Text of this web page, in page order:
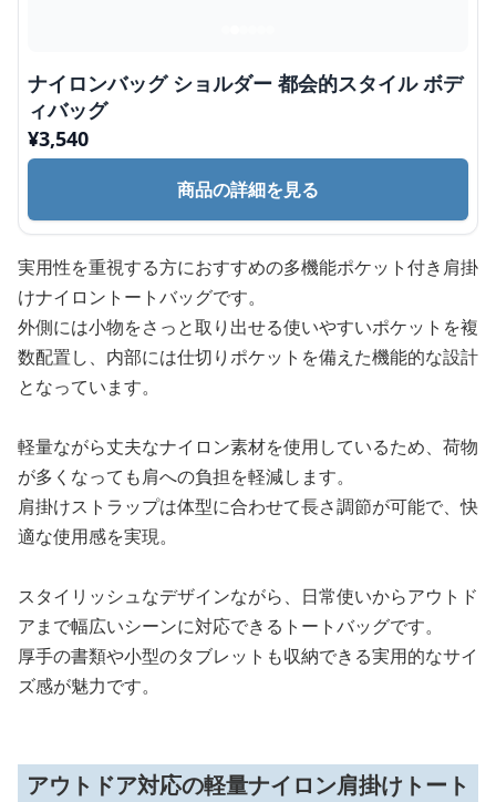
ナイロンバッグ ショルダー 都会的スタイル ボデ
ィバッグ
¥3,540
商品の詳細を見る
実用性を重視する方におすすめの多機能ポケット付き肩掛
けナイロントートバッグです。
外側には小物をさっと取り出せる使いやすいポケットを複
数配置し、内部には仕切りポケットを備えた機能的な設計
となっています。
軽量ながら丈夫なナイロン素材を使用しているため、荷物
が多くなっても肩への負担を軽減します。
肩掛けストラップは体型に合わせて長さ調節が可能で、快
適な使用感を実現。
スタイリッシュなデザインながら、日常使いからアウトド
アまで幅広いシーンに対応できるトートバッグです。
厚手の書類や小型のタブレットも収納できる実用的なサイ
ズ感が魅力です。
アウトドア対応の軽量ナイロン肩掛けトート